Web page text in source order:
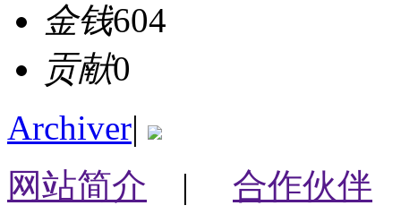
金钱604
贡献0
Archiver|
网站简介 | 合作伙伴